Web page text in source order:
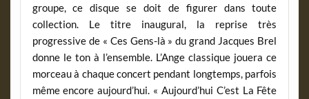
groupe, ce disque se doit de figurer dans toute
collection. Le titre inaugural, la reprise très
progressive de « Ces Gens-là » du grand Jacques Brel
donne le ton à l’ensemble. L’Ange classique jouera ce
morceau à chaque concert pendant longtemps, parfois
même encore aujourd’hui. « Aujourd’hui C’est La Fête